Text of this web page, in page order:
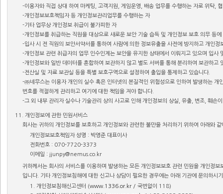
-이용자와 직접 상대 하여 마케팅, 고객지원, 게임운영, 배송 업무를 수행하는 자로 위탁,
-개인정보보호책임자 등 개인정보관리업무를 수행하는 자
-기타 업무상 개인정보 취급이 불가피한 자
-개인정보를 취급하는 직원을 대상으로 새로운 보안 기술 습득 및 개인정보 보호 의무 등
-입사 시 전 직원의 보안서약서를 통하여 사람에 의한 정보유출을 사전에 방지하고 개인
-개인정보 관련 취급자의 업무 인수인계는 보안을 유지한 상태에서 이뤄지고 있으며 입사
-개인정보와 일반 데이터를 혼합하여 보관하지 않고 별도 서버를 통해 분리하여 보관하고
-전산실 및 자료 보관실 등을 특별 보호구역으로 설정하여 출입을 통제하고 있습니다.
-㈜네무스는 이용자 개인의 실수 혹은 인터넷의 본질적인 위험성으로 인하여 발생하는
번호를 적절하게 관리하고 여기에 대한 책임을 져야 합니다.
-그 외 내부 관리자 실수나 기술관리 상의 사고로 인해 개인정보의 상실, 유출, 변조, 훼손
11. 개인정보에 관한 민원서비스
회사는 귀하의 개인정보를 보호하고 개인정보와 관련한 불만을 처리하기 위하여 아래와
개인정보보호책임자 성명 : 박영준 대표이사
전화번호 : 070-7720-3373
이메일 : jjunpy@nemus.co.kr
귀하께서는 회사의 서비스를 이용하며 발생하는 모든 개인정보보호 관련 민원을 개인정
입니다. 기타 개인정보침해에 대한 신고나 상담이 필요한 경우에는 아래 기관에 문의하시
1. 개인정보침해신고센터 (www.1336.or.kr / 국번없이 118)